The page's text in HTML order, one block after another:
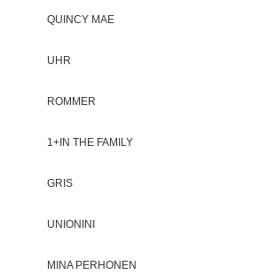
QUINCY MAE
UHR
ROMMER
1+IN THE FAMILY
GRIS
UNIONINI
MINA PERHONEN